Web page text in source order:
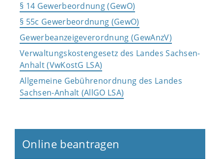
§ 14 Gewerbeordnung (GewO)
§ 55c Gewerbeordnung (GewO)
Gewerbeanzeigeverordnung (GewAnzV)
Verwaltungskostengesetz des Landes Sachsen-
Anhalt (VwKostG LSA)
Allgemeine Gebührenordnung des Landes
Sachsen-Anhalt (AllGO LSA)
Online beantragen